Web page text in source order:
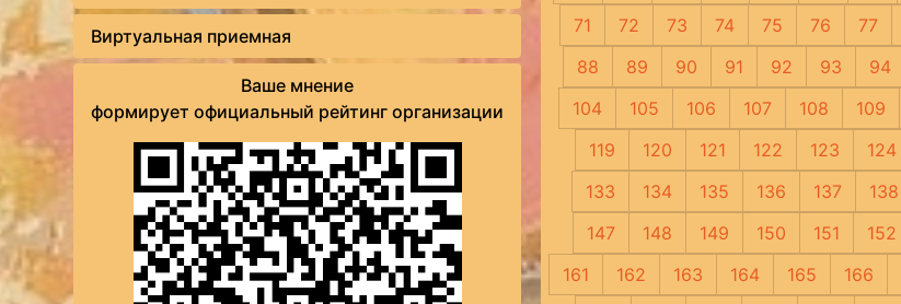
Виртуальная приемная
Ваше мнение
формирует официальный рейтинг организации
71
72 73 74 75 76 77
88
89 90 91 92 93 94
104
105 106 107 108 109
119
120 121 122 123 124
133
134 135 136 137 138
147
148 149 150 151 152
161
162 163 164 165 166